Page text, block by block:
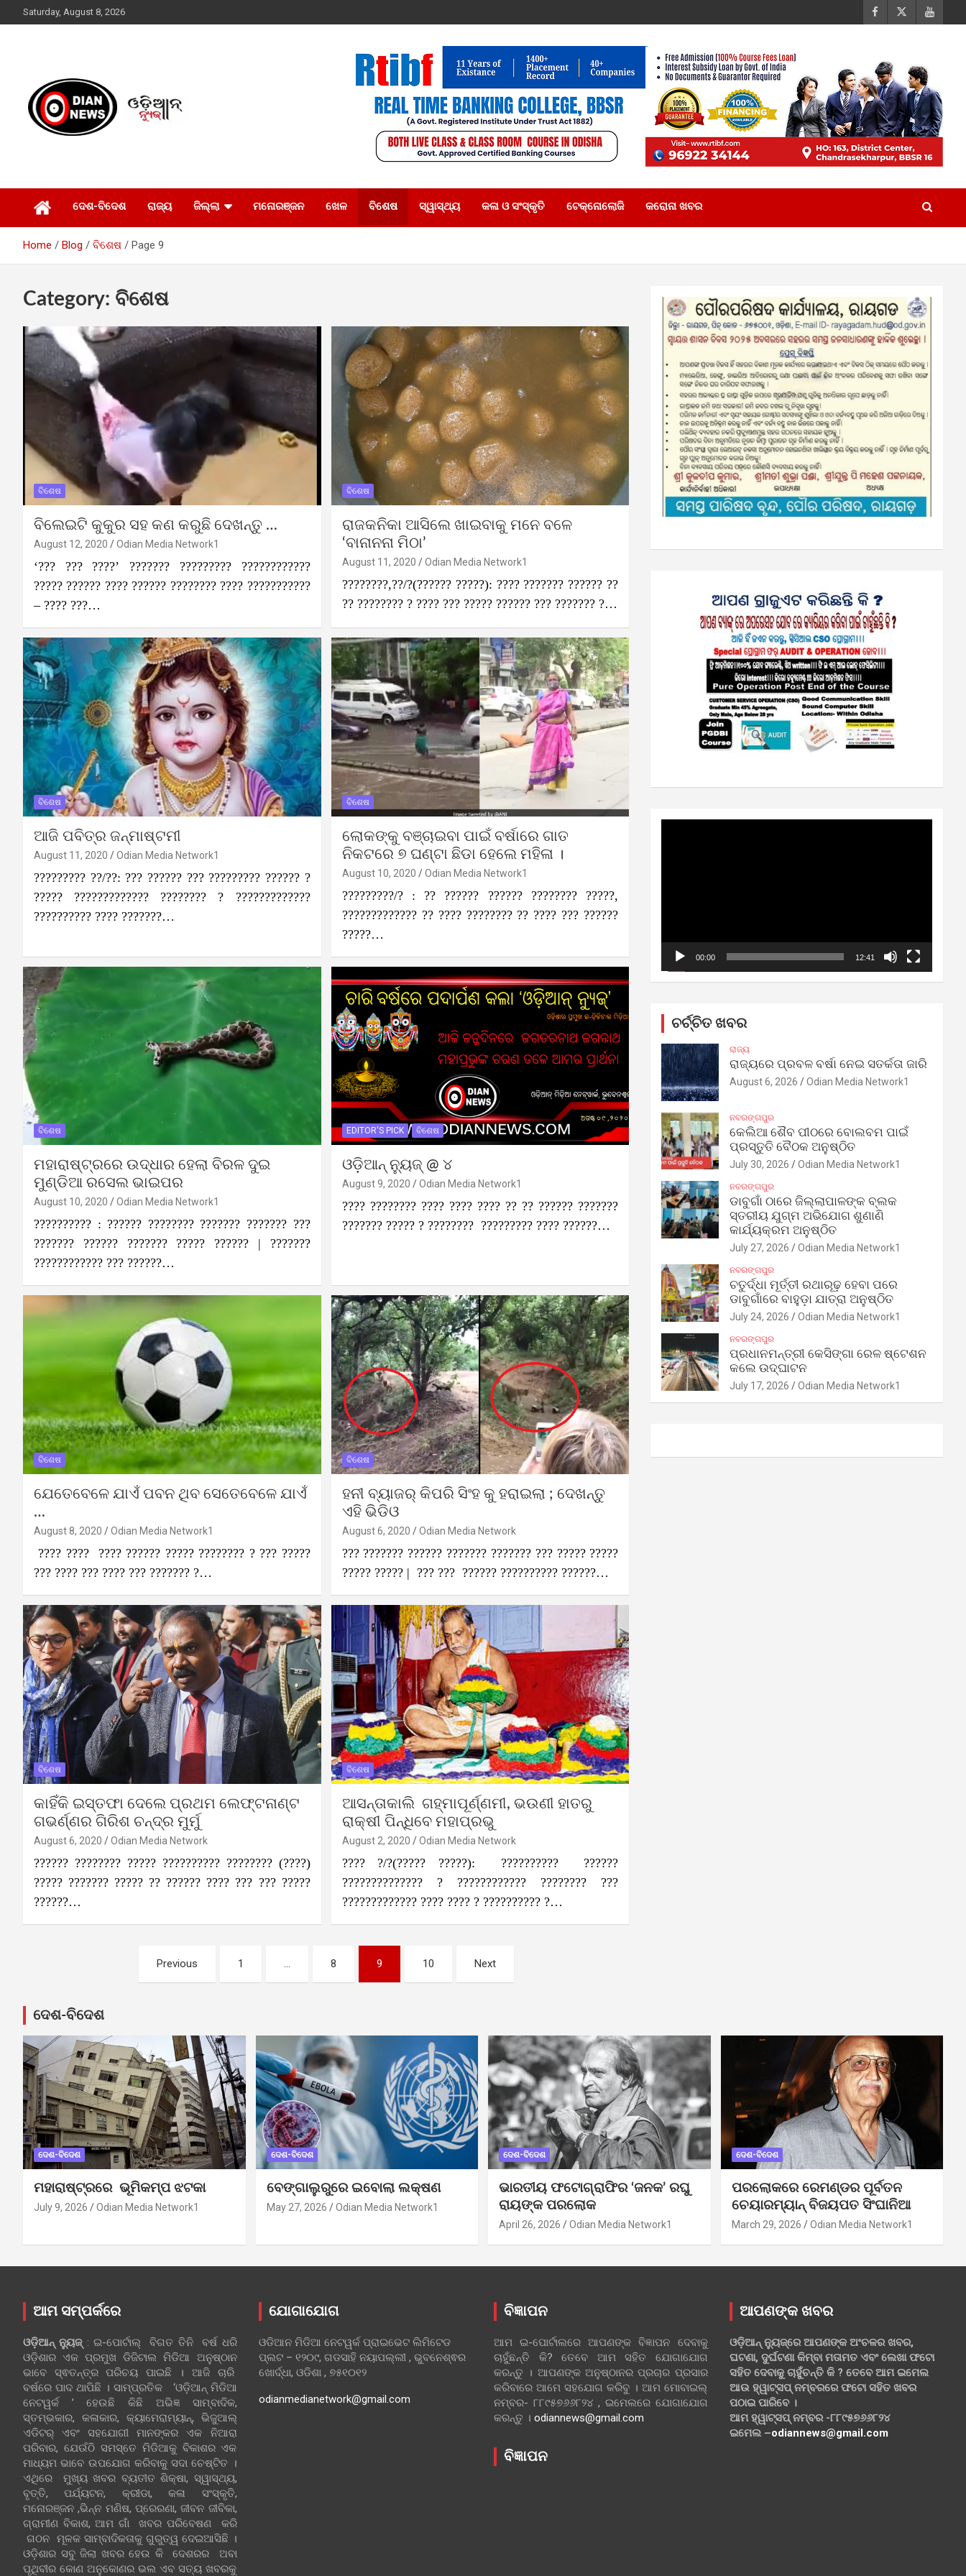
to
Saturday, August 8, 2026
ଦେଶ-ବିଦେଶ ରାଜ୍ୟ ଜିଲ୍ଲା ମନୋରଞ୍ଜନ ଖେଳ ବିଶେଷ ସ୍ୱାସ୍ଥ୍ୟ କଳା ଓ ସଂସ୍କୃତି ଟେକ୍ନୋଲୋଜି କରୋନା ଖବର
Home Blog ବିଶେଷ Page 9
Category: ବିଶେଷ
ବିଶେଷ
ବିଲେଇଟି କୁକୁର ସହ କଣ କରୁଛି ଦେଖନ୍ତୁ …
August 12, 2020 Odian Media Network1
‘??? ??? ????’ ??????? ????????? ????????????
????? ?????? ???? ?????? ???????? ???? ???????????
– ???? ???…
ବିଶେଷ
ରାଜକନିକା ଆସିଲେ ଖାଇବାକୁ ମନେ ବଳେ
‘ବାନାନନା ମିଠା’
August 11, 2020 Odian Media Network1
????????,??/?(?????? ?????): ???? ??????? ?????? ??
?? ???????? ? ???? ??? ????? ?????? ??? ??????? ?…
ବିଶେଷ
ଆଜି ପବିତ୍ର ଜନ୍ମାଷ୍ଟମୀ
August 11, 2020 Odian Media Network1
????????? ??/??: ??? ?????? ??? ????????? ?????? ?
????? ????????????? ???????? ? ?????????????
?????????? ???? ???????…
ବିଶେଷ
ଲୋକଙ୍କୁ ବଞ୍ଚାଇବା ପାଇଁ ବର୍ଷାରେ ଗାତ
ନିକଟରେ ୭ ଘଣ୍ଟା ଛିଡା ହେଲେ ମହିଳା ।
August 10, 2020 Odian Media Network1
?????????/? : ?? ?????? ?????? ???????? ?????,
????????????? ?? ???? ???????? ?? ???? ??? ??????
?????…
ବିଶେଷ
ମହାରାଷ୍ଟ୍ରରେ ଉଦ୍ଧାର ହେଲା ବିରଳ ଦୁଇ
ମୁଣ୍ଡିଆ ରସେଲ ଭାଇପର
August 10, 2020 Odian Media Network1
?????????? : ?????? ???????? ??????? ??????? ???
??????? ?????? ??????? ????? ?????? | ???????
???????????? ??? ??????…
EDITOR'S PICK ବିଶେଷ
ଓଡ଼ିଆନ୍ ନ୍ୟୁଜ୍ @ ୪
August 9, 2020 Odian Media Network1
???? ???????? ???? ???? ???? ?? ?? ?????? ???????
??????? ????? ? ???????? ????????? ???? ??????…
ବିଶେଷ
ଯେତେବେଳେ ଯାଏଁ ପବନ ଥିବ ସେତେବେଳେ ଯାଏଁ
…
August 8, 2020 Odian Media Network1
???? ???? ???? ?????? ????? ???????? ? ??? ?????
??? ???? ??? ???? ??? ??????? ?…
ବିଶେଷ
ହନୀ ବ୍ୟାଜର୍ କିପରି ସିଂହ କୁ ହରାଇଲା ; ଦେଖନ୍ତୁ
ଏହି ଭିଡିଓ
August 6, 2020 Odian Media Network
??? ??????? ?????? ??????? ??????? ??? ????? ?????
????? ????? | ??? ??? ?????? ?????????? ??????…
ବିଶେଷ
କାହିଁକି ଇସ୍ତଫା ଦେଲେ ପ୍ରଥମ ଲେଫ୍ଟନାଣ୍ଟ
ଗଭର୍ଣ୍ଣର ଗିରିଶ ଚନ୍ଦ୍ର ମୁର୍ମୁ
August 6, 2020 Odian Media Network
?????? ???????? ????? ?????????? ???????? (????)
????? ??????? ????? ?? ?????? ???? ??? ??? ?????
??????…
ବିଶେଷ
ଆସନ୍ତାକାଲି ଗହ୍ମାପୂର୍ଣ୍ଣମୀ, ଭଉଣୀ ହାତରୁ
ରାକ୍ଷୀ ପିନ୍ଧିବେ ମହାପ୍ରଭୁ
August 2, 2020 Odian Media Network
???? ?/?(????? ?????): ?????????? ??????
?????????????? ? ???????????? ???????? ???
????????????? ???? ???? ? ?????????? ?…
Previous 1 … 8 9 10 Next
00:00 12:41
ଚର୍ଚ୍ଚିତ ଖବର
ରାଜ୍ୟ
ରାଜ୍ୟରେ ପ୍ରବଳ ବର୍ଷା ନେଇ ସତର୍କତା ଜାରି
August 6, 2026 Odian Media Network1
ନବରଙ୍ଗପୁର
କେଲିଆ ଶୈବ ପୀଠରେ ବୋଲବମ ପାଇଁ
ପ୍ରସ୍ତୁତି ବୈଠକ ଅନୁଷ୍ଠିତ
July 30, 2026 Odian Media Network1
ନବରଙ୍ଗପୁର
ଡାବୁଗାଁ ଠାରେ ଜିଲ୍ଲାପାଳଙ୍କ ବ୍ଲକ
ସ୍ତରୀୟ ଯୁଗ୍ମ ଅଭିଯୋଗ ଶୁଣାଣି
କାର୍ଯ୍ୟକ୍ରମ ଅନୁଷ୍ଠିତ
July 27, 2026 Odian Media Network1
ନବରଙ୍ଗପୁର
ଚତୁର୍ଦ୍ଧା ମୂର୍ତ୍ତୀ ରଥାରୂଢ଼ ହେବା ପରେ
ଡାବୁଗାଁରେ ବାହୁଡ଼ା ଯାତ୍ରା ଅନୁଷ୍ଠିତ
July 24, 2026 Odian Media Network1
ନବରଙ୍ଗପୁର
ପ୍ରଧାନମନ୍ତ୍ରୀ କେସିଙ୍ଗା ରେଳ ଷ୍ଟେଶନ
କଲେ ଉଦ୍‌ଘାଟନ
July 17, 2026 Odian Media Network1
ଦେଶ-ବିଦେଶ
ଦେଶ-ବିଦେଶ
ମହାରାଷ୍ଟ୍ରରେ ଭୂମିକମ୍ପ ଝଟକା
July 9, 2026 Odian Media Network1
ଦେଶ-ବିଦେଶ
ବେଙ୍ଗାଲୁରୁରେ ଇବୋଲା ଲକ୍ଷଣ
May 27, 2026 Odian Media Network1
ଦେଶ-ବିଦେଶ
ଭାରତୀୟ ଫଟୋଗ୍ରାଫିର ‘ଜନକ’ ରଘୁ
ରାୟଙ୍କ ପରଲୋକ
April 26, 2026 Odian Media Network1
ଦେଶ-ବିଦେଶ
ପରଲୋକରେ ରେମଣ୍ଡର ପୂର୍ବତନ
ଚେୟାରମ୍ୟାନ୍ ବିଜୟପତ ସିଂଘାନିଆ
March 29, 2026 Odian Media Network1
ଆମ ସମ୍ପର୍କରେ
ଓଡ଼ିଆନ୍‍ ନ୍ୟୁଜ୍‍: ଇ-ପୋର୍ଟାଲ୍ ବିଗତ ତିନି ବର୍ଷ ଧରି
ଓଡ଼ିଶାର ଏକ ପ୍ରମୁଖ ଡିଜିଟାଲ ମିଡିଆ ଅନୁଷ୍ଠାନ
ଭାବେ ସ୍ଵତନ୍ତ୍ର ପରିଚୟ ପାଇଛି । ଆଜି ଚାରି
ବର୍ଷରେ ପାଦ ଥାପିଛି । ସାମ୍ପ୍ରତିକ ‘ଓଡ଼ିଆନ୍‍ ମିଡିଆ
ନେଟୱର୍କ ’ ହେଉଛି କିଛି ଅଭିଜ୍ଞ ସାମ୍ବାଦିକ,
ସ୍ତମ୍ଭକାର, କଳାକାର, କ୍ୟାମେରାମ୍ୟାନ୍, ଭିଜୁଆଲ୍
ଏଡିଟର୍ ଏବଂ ସହଯୋଗୀ ମାନଙ୍କର ଏକ ନିଆରା
ପରିବାର, ଯେଉଁଠି ସମସ୍ତେ ମିଡିଆକୁ ବିକାଶର ଏକ
ମାଧ୍ୟମ ଭାବେ ଉପଯୋଗ କରିବାକୁ ସଦା ଚେଷ୍ଟିତ ।
ଏଥିରେ ମୁଖ୍ୟ ଖବର ବ୍ୟତୀତ ଶିକ୍ଷା, ସ୍ୱାସ୍ଥ୍ୟ,
ବୃତ୍ତି, ପର୍ଯ୍ୟଟନ, କ୍ରୀଡା, କଳା ସଂସ୍କୃତି,
ମନୋରଞ୍ଜନ ,ଭିନ୍ନ ମଣିଷ, ପ୍ରେରଣା, ଜୀବନ ଜୀବିକା,
ଗ୍ରାମୀଣ ବିକାଶ, ଆମ ଗାଁ ଖବର ପରିବେଷଣ କରି
ଗଠନ ମୂଳକ ସାମ୍ବାଦିକତାକୁ ଗୁରୁତ୍ୱ ଦେଇଆସିଛି ।
ଓଡ଼ିଶାର ସବୁ ଜିଲା ଖବର ହେଉ କି ଦେଶରର ଅବା
ପୃଥିବୀର କୋଣ ଅନୁକୋଣର ଭଲ ଏବ ସତ୍ୟ ଖବରକୁ
ଯୋଗାଯୋଗ
ଓଡିଆନ ମିଡିଆ ନେଟୱର୍କ ପ୍ରାଇଭେଟ ଲିମିଟେଡ
ପ୍ଲଟ – ୧୨୦୯, ଗଡସାହି ନୟାପଲ୍ଲୀ , ଭୁବନେଶ୍ଵର
ଖୋର୍ଦ୍ଧା, ଓଡିଶା , ୭୫୧୦୧୨
odianmedianetwork@gmail.com
ବିଜ୍ଞାପନ
ଆମ ଇ-ପୋର୍ଟାଲରେ ଆପଣଙ୍କ ବିଜ୍ଞାପନ ଦେବାକୁ
ଚାହୁଁଛନ୍ତି କି? ତେବେ ଆମ ସହିତ ଯୋଗାଯୋଗ
କରନ୍ତୁ । ଆପଣଙ୍କ ଅନୁଷ୍ଠାନର ପ୍ରଚାର ପ୍ରସାର
କରିବାରେ ଆମେ ସହଯୋଗ କରିବୁ । ଆମ ମୋବାଇଲ୍
ନମ୍ବର- ୮୮୯୫୭୬୬୮୨୪ , ଇମେଲରେ ଯୋଗାଯୋଗ
କରନ୍ତୁ । odiannews@gmail.com
ବିଜ୍ଞାପନ
ଆପଣଙ୍କ ଖବର
ଓଡ଼ିଆନ୍ ନ୍ୟୁଜ୍‌ରେ ଆପଣଙ୍କ ଅଂଚଳର ଖବର,
ଘଟଣା, ଦୁର୍ଘଟଣା କିମ୍ବା ମତାମତ ଏବଂ ଲେଖା ଫଟୋ
ସହିତ ଦେବାକୁ ଚାହୁଁଚନ୍ତି କି ? ତେବେ ଆମ ଇମେଲ
ଆଉ ହ୍ୱାଟ୍‌ସପ୍ ନମ୍ବରରେ ଫଟୋ ସହିତ ଖବର
ପଠାଇ ପାରିବେ ।
ଆମ ହ୍ୱାଟ୍‌ସପ୍ ନମ୍ବର -୮୮୯୫୭୬୬୮୨୪
ଇମେଲ –odiannews@gmail.com